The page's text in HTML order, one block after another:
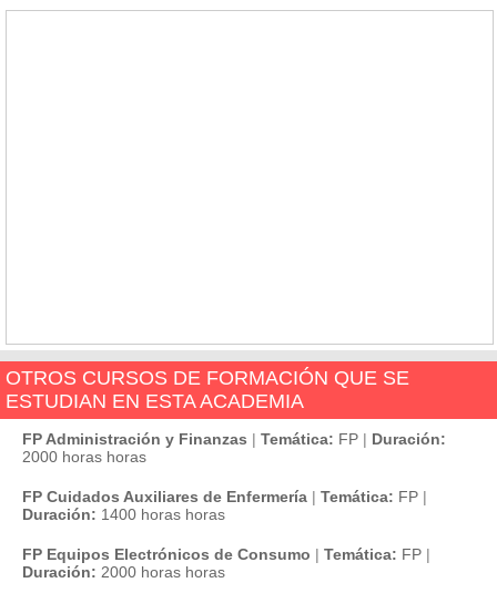
OTROS CURSOS DE FORMACIÓN QUE SE
ESTUDIAN EN ESTA ACADEMIA
FP Administración y Finanzas | Temática: FP | Duración:
2000 horas horas
FP Cuidados Auxiliares de Enfermería | Temática: FP |
Duración: 1400 horas horas
FP Equipos Electrónicos de Consumo | Temática: FP |
Duración: 2000 horas horas